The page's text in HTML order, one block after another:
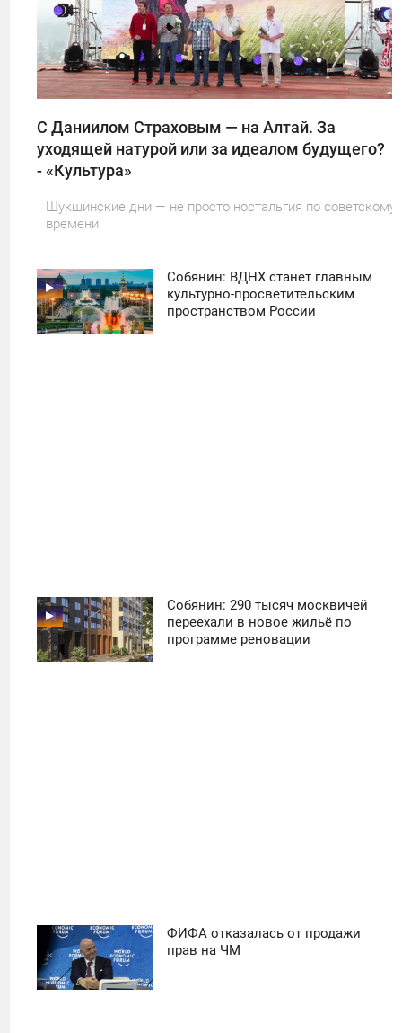
1
С Даниилом Страховым — на Алтай. За
уходящей натурой или за идеалом будущего?
- «Культура»
Шукшинские дни — не просто ностальгия по советскому
времени
Собянин: ВДНХ станет главным
культурно-просветительским
пространством России
Собянин: 290 тысяч москвичей
переехали в новое жильё по
программе реновации
ФИФА отказалась от продажи
прав на ЧМ